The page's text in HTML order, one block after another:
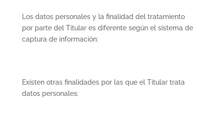
Los datos personales y la finalidad del tratamiento
por parte del Titular es diferente según el sistema de
captura de información:
Existen otras finalidades por las que el Titular trata
datos personales: